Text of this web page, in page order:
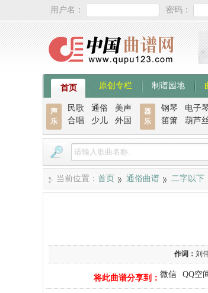
用户名： 密码：
首页 原创专栏 制谱园地
声
乐
民歌 通俗
美声
合唱
少儿 外国
器
乐
钢琴 电子
笛箫
葫芦
当前位置： 首页 通俗曲谱 二字以下
作词： 刘
将此曲谱分享到： 微信 QQ空